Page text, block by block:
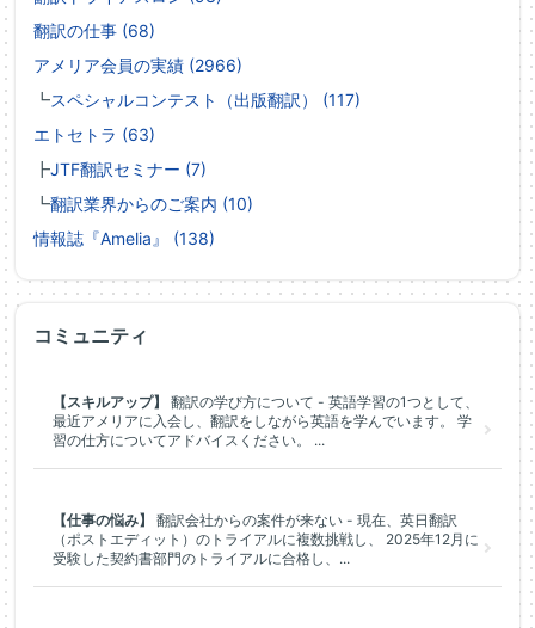
翻訳の仕事 (68)
アメリア会員の実績 (2966)
┗スペシャルコンテスト（出版翻訳） (117)
エトセトラ (63)
┣JTF翻訳セミナー (7)
┗翻訳業界からのご案内 (10)
情報誌『Amelia』 (138)
コミュニティ
【スキルアップ】
翻訳の学び方について - 英語学習の1つとして、
最近アメリアに入会し、翻訳をしながら英語を学んでいます。 学
習の仕方についてアドバイスください。 ...
【仕事の悩み】
翻訳会社からの案件が来ない - 現在、英日翻訳
（ポストエディット）のトライアルに複数挑戦し、 2025年12月に
受験した契約書部門のトライアルに合格し、...